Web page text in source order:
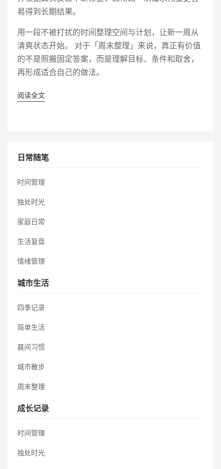
易得到长期结果。
用一段不被打扰的时间整理空间与计划，让新一周从
清爽状态开始。 对于「周末整理」来说，真正有价值
的不是照搬固定答案，而是理解目标、条件和取舍，
再形成适合自己的做法。
阅读全文
日常随笔
时间管理
独处时光
家庭日常
生活复盘
情绪管理
城市生活
四季记录
简单生活
晨间习惯
城市散步
周末整理
成长记录
时间管理
独处时光